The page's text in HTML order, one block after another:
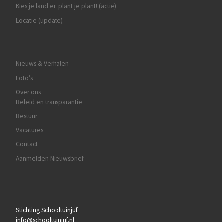
Kies je land en plant je plant! (actie)
Locatie (update)
Nieuws & Verhalen
Foto’s
Over ons
Beleid en transparantie
Bestuur
Vacatures
Contact
Aanmelden Nieuwsbrief
Stichting Schooltuinjuf
info@schooltuinjuf.nl